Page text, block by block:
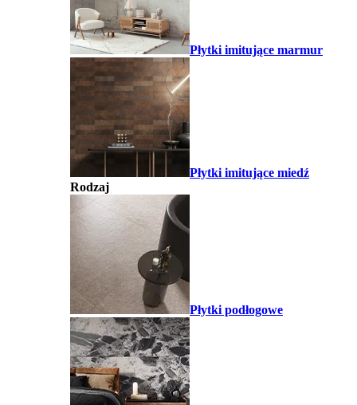
Płytki imitujące marmur
Płytki imitujące miedź
Rodzaj
Płytki podłogowe